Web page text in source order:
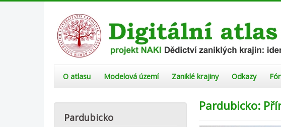
O atlasu Modelová území Zaniklé krajiny Odkazy
Pardubicko
Pardubicko: